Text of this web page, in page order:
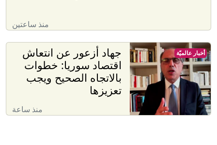
منذ ساعتين
جهاد أزعور عن انتعاش
اقتصاد سوريا: خطوات
بالاتجاه الصحيح ويجب
تعزيزها
منذ ساعة
أخبار عالميّة